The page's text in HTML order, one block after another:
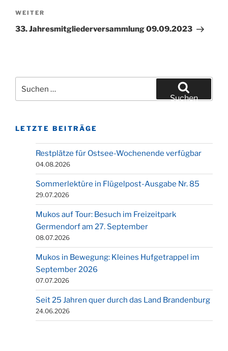
Nächster
Beitrag
WEITER
33. Jahresmitgliederversammlung 09.09.2023
nach:
Suchen
LETZTE BEITRÄGE
Restplätze für Ostsee-Wochenende verfügbar
04.08.2026
Sommerlektüre in Flügelpost-Ausgabe Nr. 85
29.07.2026
Mukos auf Tour: Besuch im Freizeitpark
Germendorf am 27. September
08.07.2026
Mukos in Bewegung: Kleines Hufgetrappel im
September 2026
07.07.2026
Seit 25 Jahren quer durch das Land Brandenburg
24.06.2026